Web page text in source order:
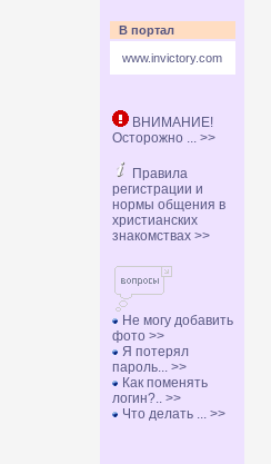
В портал
www.invictory.com
ВНИМАНИЕ!
Осторожно ... >>
Правила
регистрации и
нормы общения в
христианских
знакомствах >>
Не могу добавить
фото >>
Я потерял
пароль... >>
Как поменять
логин?.. >>
Что делать ... >>